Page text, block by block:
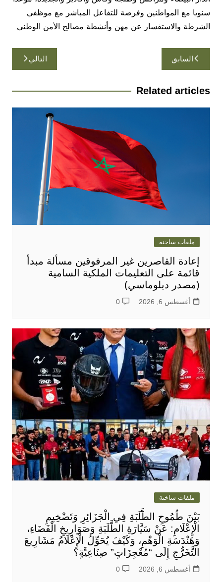
سنويا مع المواطنين وفرصة للتفاعل المباشر مع موظفي
الشرطة والاستفسار عن مهن وأنشطة مصالح الأمن الوطني
تصفّح
المقالات
السابق التالي
Related articles
ملفات ساخنة
إعادة القاصرين غير المرفوقين مسألة مبدأ
قائمة على التعليمات الملكية السامية
(مصدر دبلوماسي)
أغسطس 6, 2026 0
ملفات ساخنة
بَيْنَ طُمُوحِ الطَّلَبَةِ فِي الْجَزَائِرِ وَتَضْخِيمِ
الْإِعْلَامِ: عَنْ سَيَّارَةِ الطَّلَبَةِ وَصَوَارِيخِ الْفَضَاءِ،
وَهَنْدَسَةِ الْوَهْمِ، وَكَيْفَ يُحَوِّلُ الْإِعْلَامُ مَشَارِيعَ
التَّخَرُّجِ إِلَى “مُعْجِزَاتٍ” صِنَاعِيَّةٍ؟
أغسطس 6, 2026 0